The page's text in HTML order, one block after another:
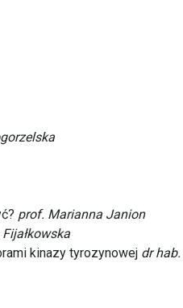
prof. Marianna Janion
kinazy tyrozynowej dr